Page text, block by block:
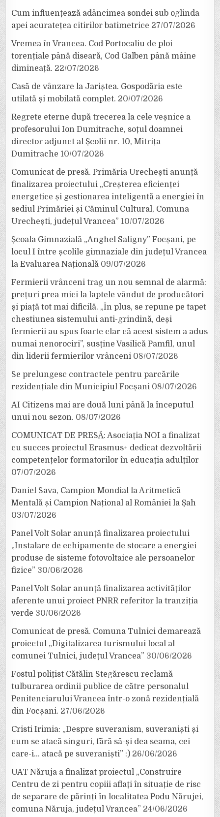
Cum influențează adâncimea sondei sub oglinda
apei acuratețea citirilor batimetrice 27/07/2026
Vremea în Vrancea. Cod Portocaliu de ploi
torențiale până diseară, Cod Galben până mâine
dimineață. 22/07/2026
Casă de vânzare la Jariștea. Gospodăria este
utilată și mobilată complet. 20/07/2026
Regrete eterne după trecerea la cele veșnice a
profesorului Ion Dumitrache, soțul doamnei
director adjunct al Școlii nr. 10, Mitrița
Dumitrache 10/07/2026
Comunicat de presă. Primăria Urechești anunță
finalizarea proiectului „Creșterea eficienței
energetice și gestionarea inteligentă a energiei în
sediul Primăriei și Căminul Cultural, Comuna
Urechești, județul Vrancea” 10/07/2026
Școala Gimnazială „Anghel Saligny” Focșani, pe
locul I între școlile gimnaziale din județul Vrancea
la Evaluarea Națională 09/07/2026
Fermierii vrânceni trag un nou semnal de alarmă:
prețuri prea mici la laptele vândut de producători
și piață tot mai dificilă. „În plus, se repune pe tapet
chestiunea sistemului anti-grindină, deși
fermierii au spus foarte clar că acest sistem a adus
numai nenorociri”, susține Vasilică Pamfil, unul
din liderii fermierilor vrânceni 08/07/2026
Se prelungesc contractele pentru parcările
rezidențiale din Municipiul Focșani 08/07/2026
AI Citizens mai are două luni până la începutul
unui nou sezon. 08/07/2026
COMUNICAT DE PRESĂ: Asociația NOI a finalizat
cu succes proiectul Erasmus+ dedicat dezvoltării
competențelor formatorilor în educația adulților
07/07/2026
Daniel Sava, Campion Mondial la Aritmetică
Mentală și Campion Național al României la Șah
03/07/2026
Panel Volt Solar anunță finalizarea proiectului
„Instalare de echipamente de stocare a energiei
produse de sisteme fotovoltaice ale persoanelor
fizice” 30/06/2026
Panel Volt Solar anunță finalizarea activităților
aferente unui proiect PNRR referitor la tranziția
verde 30/06/2026
Comunicat de presă. Comuna Tulnici demarează
proiectul „Digitalizarea turismului local al
comunei Tulnici, județul Vrancea” 30/06/2026
Fostul polițist Cătălin Stegărescu reclamă
tulburarea ordinii publice de către personalul
Penitenciarului Vrancea într-o zonă rezidențială
din Focșani. 27/06/2026
Cristi Irimia: „Despre suveranism, suveraniști și
cum se atacă singuri, fără să-și dea seama, cei
care-i… atacă pe suveraniști” :) 26/06/2026
UAT Năruja a finalizat proiectul „Construire
Centru de zi pentru copiii aflați în situație de risc
de separare de părinți în localitatea Podu Nărujei,
comuna Năruja, județul Vrancea” 24/06/2026